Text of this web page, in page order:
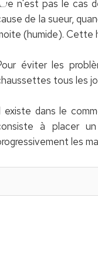
e n'est pas le cas
de la sueur,
(humide). Cette
éviter les
tous les
existe dans le
à placer
les